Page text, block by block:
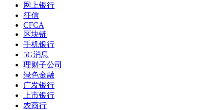
网上银行
征信
CFCA
区块链
手机银行
5G消息
理财子公司
绿色金融
广发银行
上市银行
农商行